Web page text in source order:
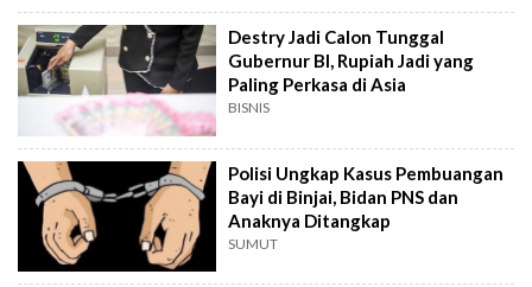
Destry Jadi Calon Tunggal
Gubernur BI, Rupiah Jadi yang
Paling Perkasa di Asia
BISNIS
Polisi Ungkap Kasus Pembuangan
Bayi di Binjai, Bidan PNS dan
Anaknya Ditangkap
SUMUT